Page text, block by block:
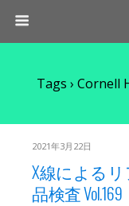
Tags › Cornell
2021年3月22日
X線によるリ
品検査 Vol.169